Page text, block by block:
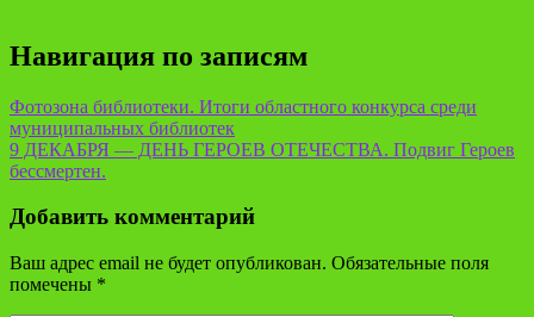
Навигация по записям
Фотозона библиотеки. Итоги областного конкурса среди
муниципальных библиотек
9 ДЕКАБРЯ — ДЕНЬ ГЕРОЕВ ОТЕЧЕСТВА. Подвиг Героев
бессмертен.
Добавить комментарий
Ваш адрес email не будет опубликован. Обязательные поля
помечены *